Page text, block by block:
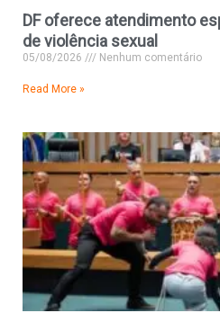
DF oferece atendimento
de violência sexual
05/08/2026 Nenhum comentário
Read More »